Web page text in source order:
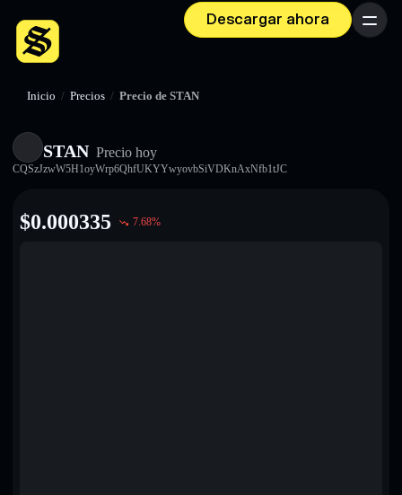
Descargar ahora Menú
Inicio / Precios / Precio de STAN
STAN Precio hoy
CQSzJzwW5H1oyWrp6QhfUKYYwyovbSiVDKnAxNfb1tJC
$0.000335 7.68%